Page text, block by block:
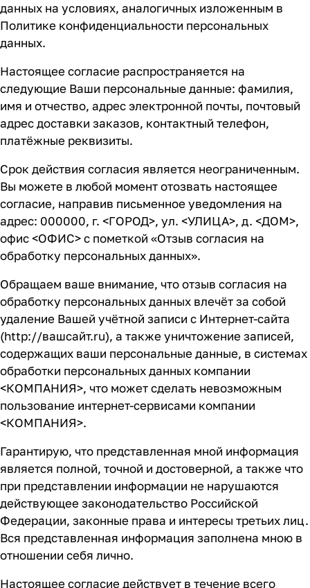
данных на условиях, аналогичных изложенным в
Политике конфиденциальности персональных
данных.
Настоящее согласие распространяется на
следующие Ваши персональные данные: фамилия,
имя и отчество, адрес электронной почты, почтовый
адрес доставки заказов, контактный телефон,
платёжные реквизиты.
Срок действия согласия является неограниченным.
Вы можете в любой момент отозвать настоящее
согласие, направив письменное уведомления на
адрес: 000000, г. <ГОРОД>, ул. <УЛИЦА>, д. <ДОМ>,
офис <ОФИС> с пометкой «Отзыв согласия на
обработку персональных данных».
Обращаем ваше внимание, что отзыв согласия на
обработку персональных данных влечёт за собой
удаление Вашей учётной записи с Интернет-сайта
(http://вашсайт.ru), а также уничтожение записей,
содержащих ваши персональные данные, в системах
обработки персональных данных компании
<КОМПАНИЯ>, что может сделать невозможным
пользование интернет-сервисами компании
<КОМПАНИЯ>.
Гарантирую, что представленная мной информация
является полной, точной и достоверной, а также что
при представлении информации не нарушаются
действующее законодательство Российской
Федерации, законные права и интересы третьих лиц.
Вся представленная информация заполнена мною в
отношении себя лично.
Настоящее согласие действует в течение всего